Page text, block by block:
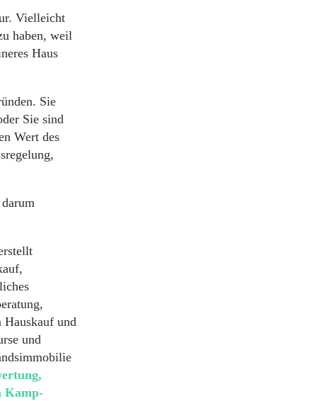
Vielleicht
haben, weil
Haus
Sie
Sie sind
Wert des
Hauskauf und
und
Kamp-